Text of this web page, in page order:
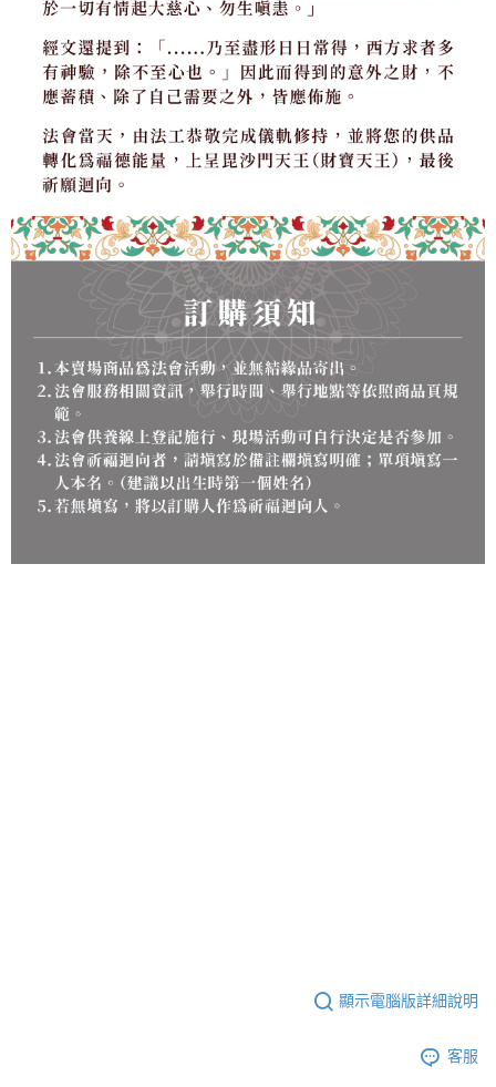
顯示電腦版詳細說明
客服